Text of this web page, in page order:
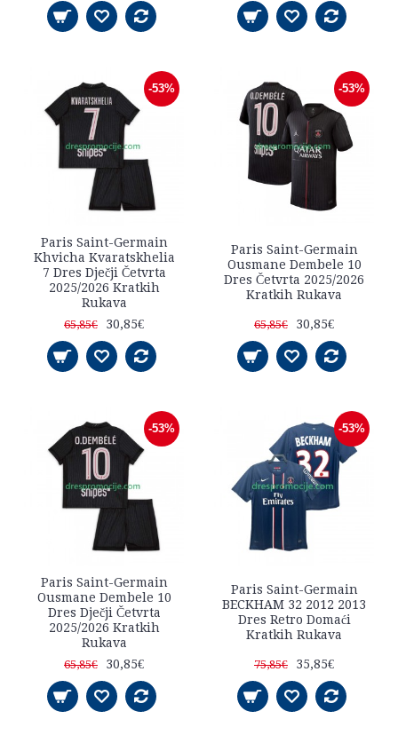
-53%
Paris Saint-Germain
Khvicha Kvaratskhelia
7 Dres Dječji Četvrta
2025/2026 Kratkih
Rukava
65,85€ 30,85€
-53%
Paris Saint-Germain
Ousmane Dembele 10
Dres Četvrta 2025/2026
Kratkih Rukava
65,85€ 30,85€
-53%
Paris Saint-Germain
Ousmane Dembele 10
Dres Dječji Četvrta
2025/2026 Kratkih
Rukava
65,85€ 30,85€
-53%
Paris Saint-Germain
BECKHAM 32 2012 2013
Dres Retro Domaći
Kratkih Rukava
75,85€ 35,85€